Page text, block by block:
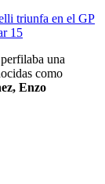
triunfa en el GP
15
una
como
Enzo